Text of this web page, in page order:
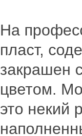
На
пласт,
закрашен
цветом.
это некий